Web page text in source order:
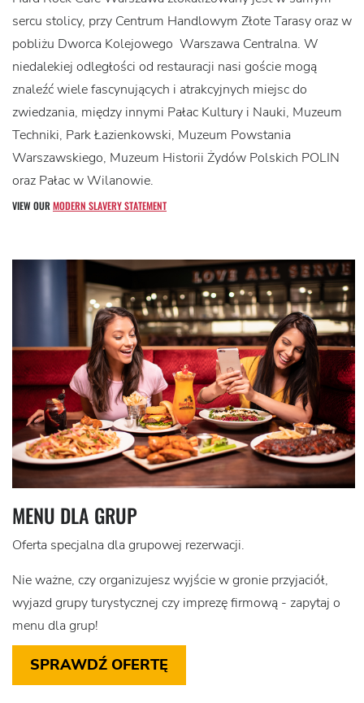
sercu stolicy, przy Centrum Handlowym Złote Tarasy oraz w
pobliżu Dworca Kolejowego Warszawa Centralna. W
niedalekiej odległości od restauracji nasi goście mogą
znaleźć wiele fascynujących i atrakcyjnych miejsc do
zwiedzania, między innymi Pałac Kultury i Nauki, Muzeum
Techniki, Park Łazienkowski, Muzeum Powstania
Warszawskiego, Muzeum Historii Żydów Polskich POLIN
oraz Pałac w Wilanowie.
VIEW OUR MODERN SLAVERY STATEMENT
MENU DLA GRUP
Oferta specjalna dla grupowej rezerwacji.
Nie ważne, czy organizujesz wyjście w gronie przyjaciół,
wyjazd grupy turystycznej czy imprezę firmową - zapytaj o
menu dla grup!
SPRAWDŹ OFERTĘ